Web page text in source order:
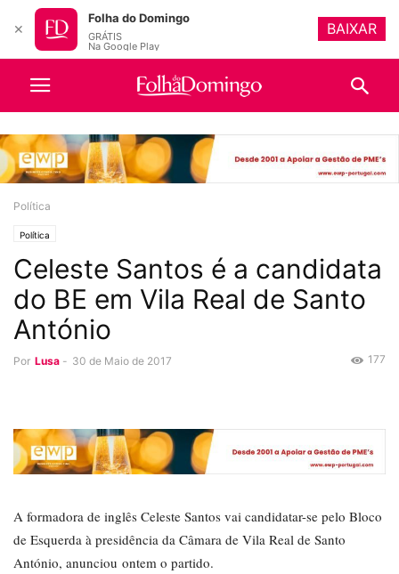
Política
Política
Celeste Santos é a candidata
do BE em Vila Real de Santo
António
Por Lusa - 30 de Maio de 2017 177
A formadora de inglês Celeste Santos vai candidatar-se pelo Bloco
de Esquerda à presidência da Câmara de Vila Real de Santo
António, anunciou ontem o partido.
✕
Folha do Domingo
GRÁTIS
Na Google Play
BAIXAR